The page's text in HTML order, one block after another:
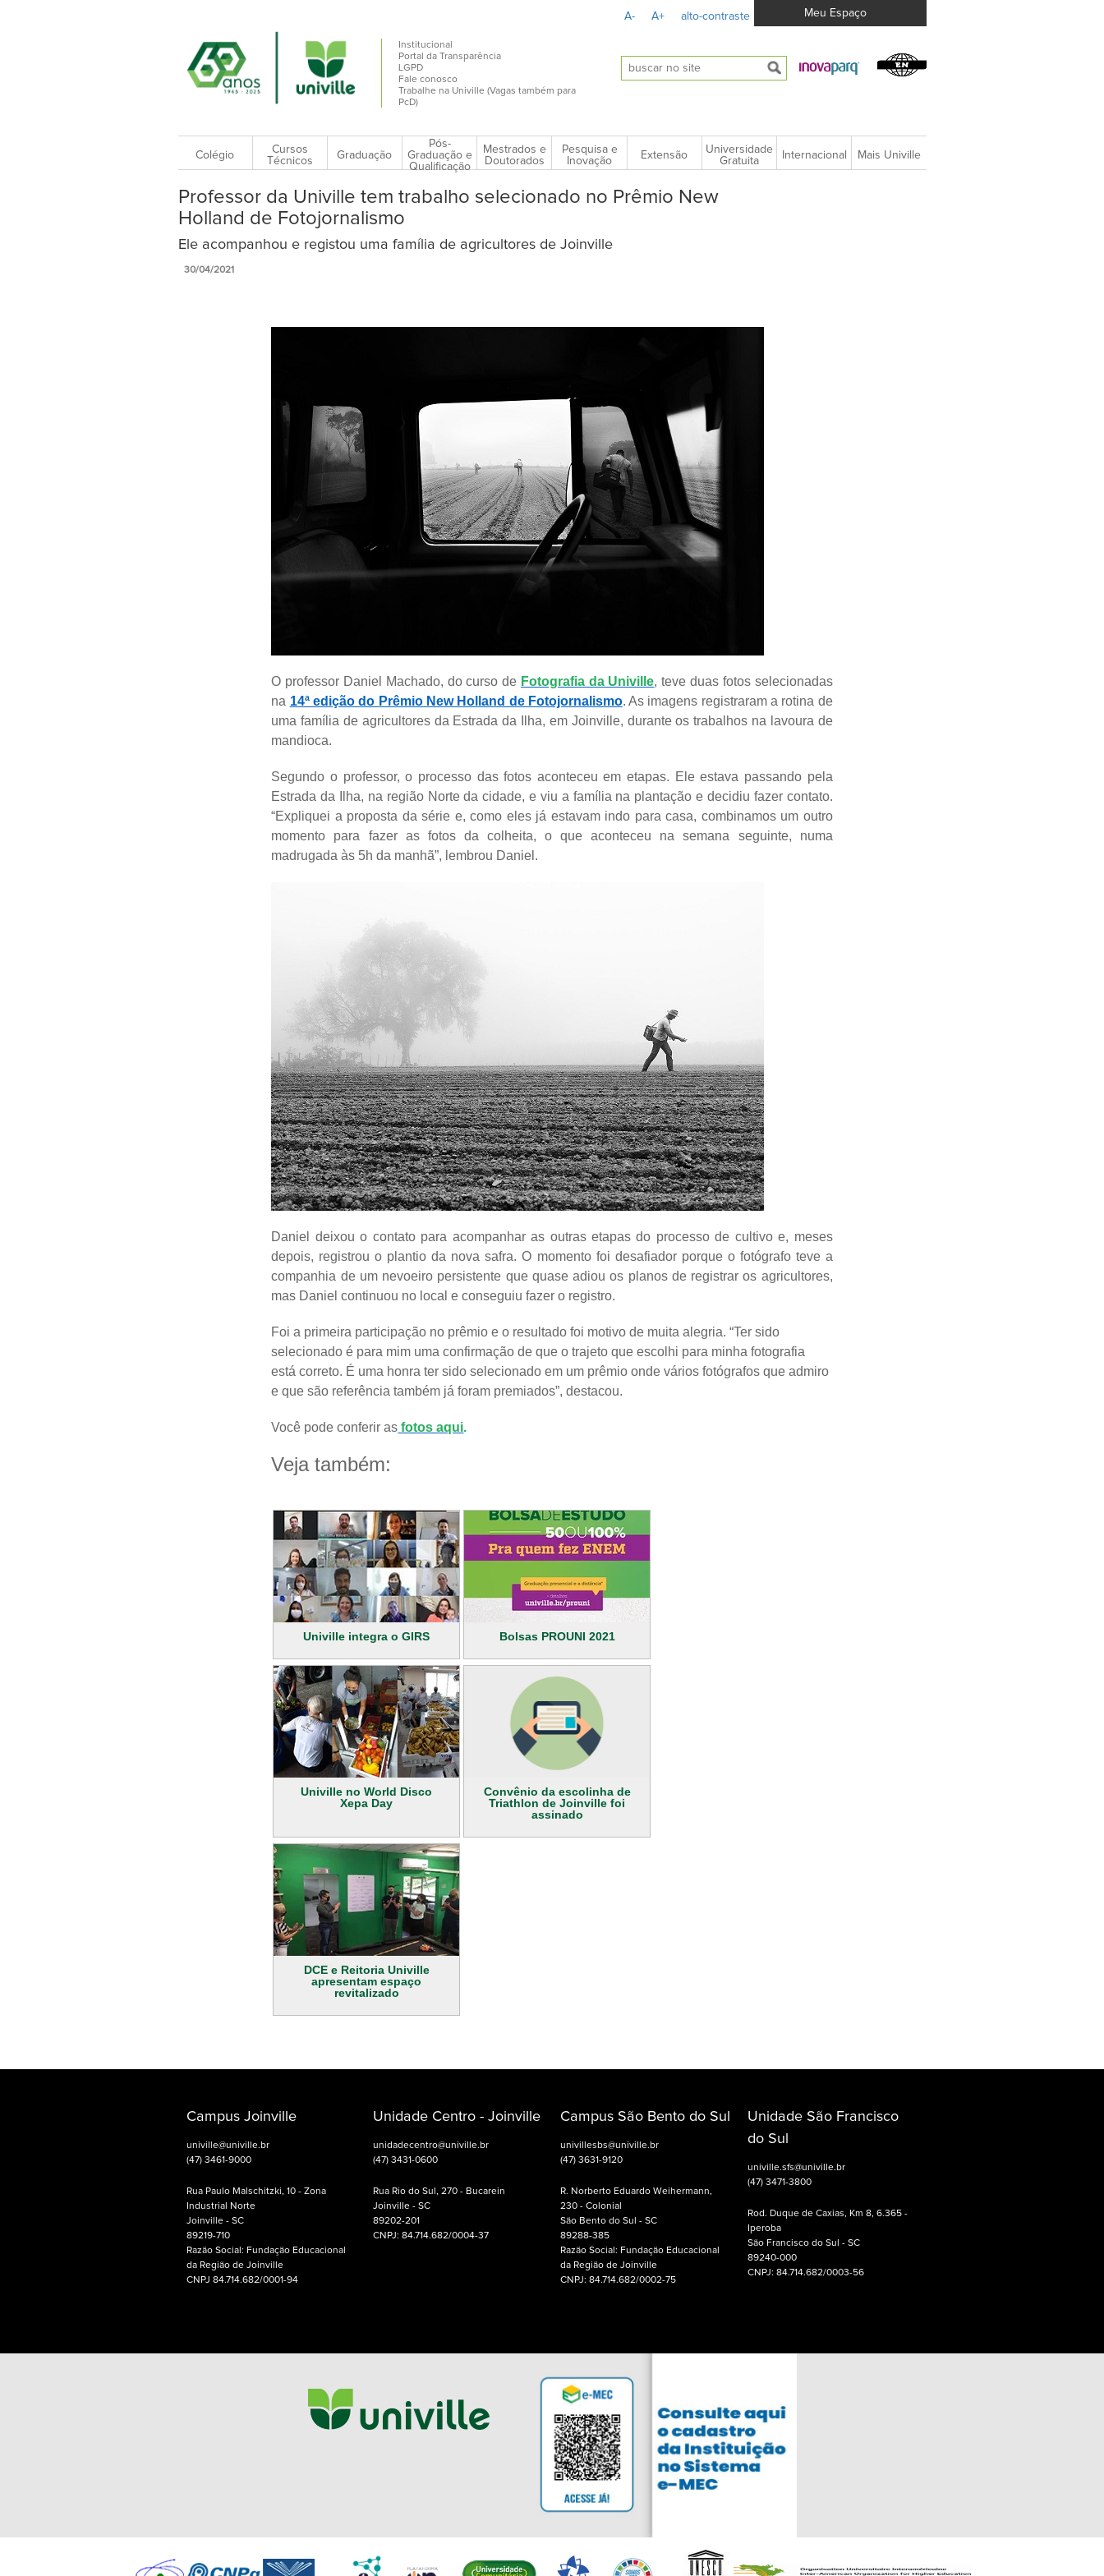
A- A+ alto-contraste Meu Espaço
Institucional
Portal da Transparência
LGPD
Fale conosco
Trabalhe na Univille (Vagas também para
PcD)
Colégio
Cursos
Técnicos
Graduação
Pós-
Graduação e
Qualificação
Mestrados e
Doutorados
Pesquisa e
Inovação
Extensão
Universidade
Gratuita
Internacional Mais Univille
Professor da Univille tem trabalho selecionado no Prêmio New
Holland de Fotojornalismo
Ele acompanhou e registou uma família de agricultores de Joinville
30/04/2021
O professor Daniel Machado, do curso de Fotografia da Univille, teve duas fotos selecionadas
na 14ª edição do Prêmio New Holland de Fotojornalismo. As imagens registraram a rotina de
uma família de agricultores da Estrada da Ilha, em Joinville, durante os trabalhos na lavoura de
mandioca.
Segundo o professor, o processo das fotos aconteceu em etapas. Ele estava passando pela
Estrada da Ilha, na região Norte da cidade, e viu a família na plantação e decidiu fazer contato.
“Expliquei a proposta da série e, como eles já estavam indo para casa, combinamos um outro
momento para fazer as fotos da colheita, o que aconteceu na semana seguinte, numa
madrugada às 5h da manhã”, lembrou Daniel.
Daniel deixou o contato para acompanhar as outras etapas do processo de cultivo e, meses
depois, registrou o plantio da nova safra. O momento foi desafiador porque o fotógrafo teve a
companhia de um nevoeiro persistente que quase adiou os planos de registrar os agricultores,
mas Daniel continuou no local e conseguiu fazer o registro.
Foi a primeira participação no prêmio e o resultado foi motivo de muita alegria. “Ter sido
selecionado é para mim uma confirmação de que o trajeto que escolhi para minha fotografia
está correto. É uma honra ter sido selecionado em um prêmio onde vários fotógrafos que admiro
e que são referência também já foram premiados”, destacou.
Você pode conferir as fotos aqui.
Veja também:
Univille integra o GIRS Bolsas PROUNI 2021
Univille no World Disco
Xepa Day
Convênio da escolinha de
Triathlon de Joinville foi
assinado
DCE e Reitoria Univille
apresentam espaço
revitalizado
Campus Joinville
univille@univille.br
(47) 3461-9000
Rua Paulo Malschitzki, 10 - Zona
Industrial Norte
Joinville - SC
89219-710
Razão Social: Fundação Educacional
da Região de Joinville
CNPJ 84.714.682/0001-94
Unidade Centro - Joinville
unidadecentro@univille.br
(47) 3431-0600
Rua Rio do Sul, 270 - Bucarein
Joinville - SC
89202-201
CNPJ: 84.714.682/0004-37
Campus São Bento do Sul
univillesbs@univille.br
(47) 3631-9120
R. Norberto Eduardo Weihermann,
230 - Colonial
São Bento do Sul - SC
89288-385
Razão Social: Fundação Educacional
da Região de Joinville
CNPJ: 84.714.682/0002-75
Unidade São Francisco
do Sul
univille.sfs@univille.br
(47) 3471-3800
Rod. Duque de Caxias, Km 8, 6.365 -
Iperoba
São Francisco do Sul - SC
89240-000
CNPJ: 84.714.682/0003-56